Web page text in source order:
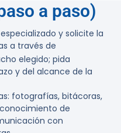
a paso)
y solicite la
a través de
elegido; pida
y del alcance de la
fotografías, bitácoras,
de
con